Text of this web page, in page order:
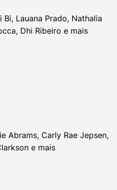
Lauana Prado, Nathalia
Dhi Ribeiro e mais
Abrams, Carly Rae Jepsen,
e mais